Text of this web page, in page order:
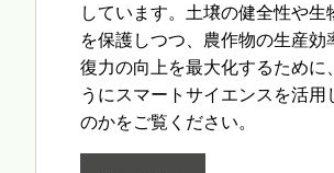
しています。土壌の健全性や生
を保護しつつ、農作物の生産効
復力の向上を最大化するために
うにスマートサイエンスを活用
のかをご覧ください。